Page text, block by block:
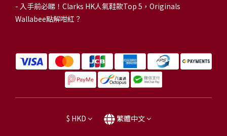
- 入手前必睇！Clarks HK人氣鞋款Top 5，Originals
Wallabee點解咁紅？
$ HKD 繁體中文